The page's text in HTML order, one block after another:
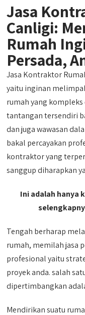
Jasa
Canligi:
Rumah
Persada,
Jasa Kontraktor
yaitu inginan
rumah yang
tantangan tersendiri
dan juga wawasan
bakal percayakan
kontraktor yang
sanggup diharapkan
Ini adalah hanya
Tengah berharap
rumah, memilah jasa
profesional yaitu
proyek anda. salah
dipertimbangkan
Mendirikan suatu